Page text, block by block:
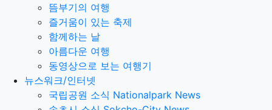
뜸부기의 여행
즐거움이 있는 축제
함께하는 날
아름다운 여행
동영상으로 보는 여행기
뉴스워크/인터넷
국립공원 소식 Nationalpark News